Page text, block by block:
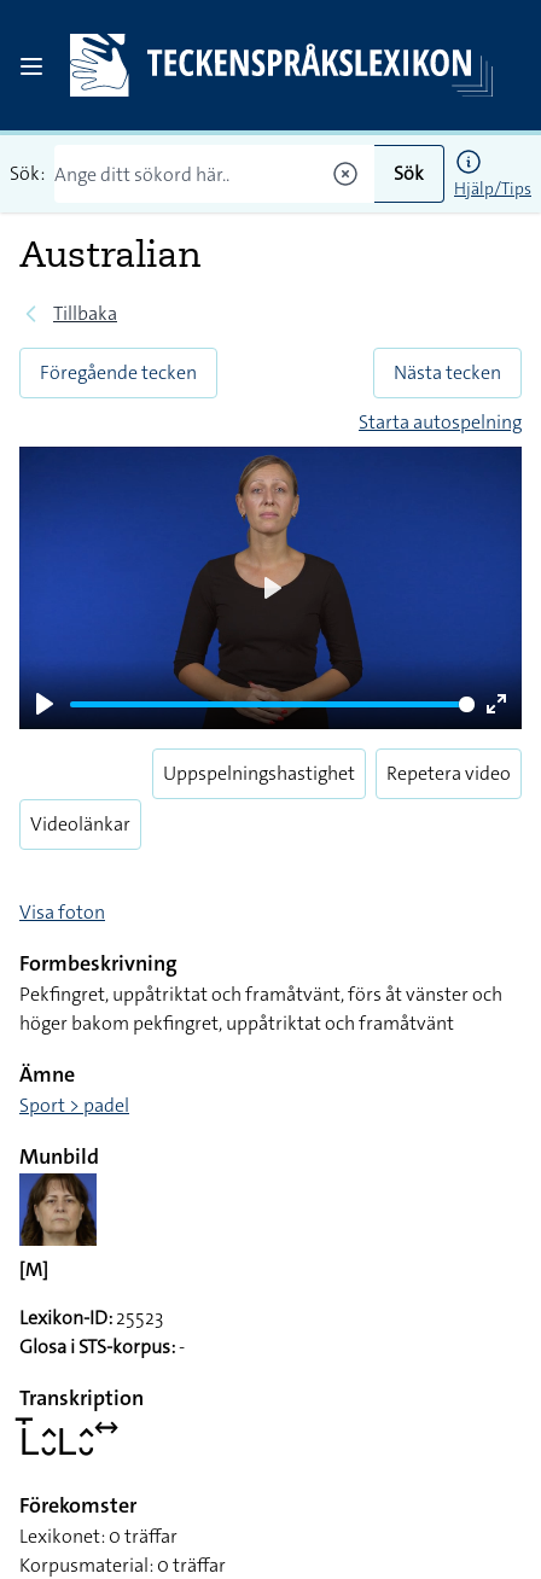
Sök: Sök
Hjälp/Tips
Australian
Tillbaka
Föregående tecken
Nästa tecken
Starta autospelning
Play
Enter
Videolänkar
Uppspelningshastighet Repetera video
Visa foton
Formbeskrivning
Pekfingret, uppåtriktat och framåtvänt, förs åt vänster och
höger bakom pekfingret, uppåtriktat och framåtvänt
Ämne
Sport > padel
Munbild
[M]
Lexikon-ID:25523
Glosa i STS-korpus:-
Transkription
􌥈􌤻􌤵􌤷􌥈􌤵􌤷􌥤
Förekomster
Lexikonet: 0 träffar
Korpusmaterial: 0 träffar